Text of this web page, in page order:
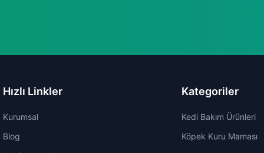
Hızlı Linkler
Kurumsal
Blog
Kategoriler
Kedi Bakım Ürünleri
Köpek Kuru Maması